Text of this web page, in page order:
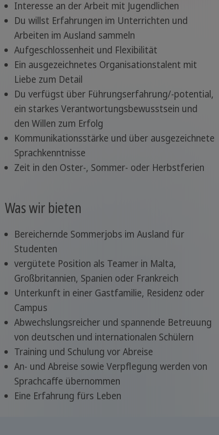
Interesse an der Arbeit mit Jugendlichen
Du willst Erfahrungen im Unterrichten und
Arbeiten im Ausland sammeln
Aufgeschlossenheit und Flexibilität
Ein ausgezeichnetes Organisationstalent mit
Liebe zum Detail
Du verfügst über Führungserfahrung/-potential,
ein starkes Verantwortungsbewusstsein und
den Willen zum Erfolg
Kommunikationsstärke und über ausgezeichnete
Sprachkenntnisse
Zeit in den Oster-, Sommer- oder Herbstferien
Was wir bieten
Bereichernde Sommerjobs im Ausland für
Studenten
vergütete Position als Teamer in Malta,
Großbritannien, Spanien oder Frankreich
Unterkunft in einer Gastfamilie, Residenz oder
Campus
Abwechslungsreicher und spannende Betreuung
von deutschen und internationalen Schülern
Training und Schulung vor Abreise
An- und Abreise sowie Verpflegung werden von
Sprachcaffe übernommen
Eine Erfahrung fürs Leben